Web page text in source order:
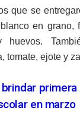
que se
en grano,
huevos.
tomate, ejote y
en marzo